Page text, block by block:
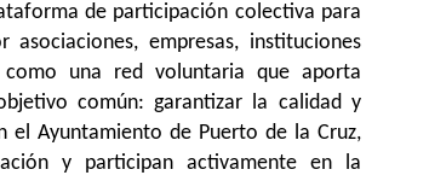
de participación colectiva para
empresas, instituciones
una red voluntaria que aporta
común: garantizar la calidad y
el Ayuntamiento de Puerto de la Cruz,
y participan activamente en la